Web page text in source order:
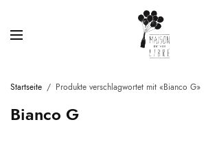
Startseite / Produkte verschlagwortet mit «Bianco G»
Bianco G